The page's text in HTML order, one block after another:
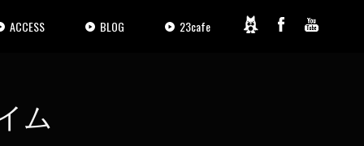
ACCESS BLOG 23cafe
ム